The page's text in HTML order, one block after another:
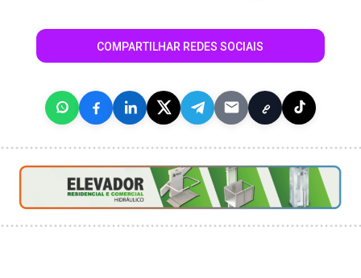
COMPARTILHAR REDES SOCIAIS